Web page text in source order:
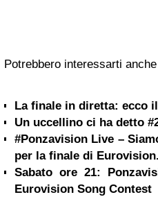
Potrebbero interessarti
La finale in diretta: ecco
Un uccellino ci ha detto
#Ponzavision Live –
per la finale di
Sabato ore 21:
Eurovision Song Contest